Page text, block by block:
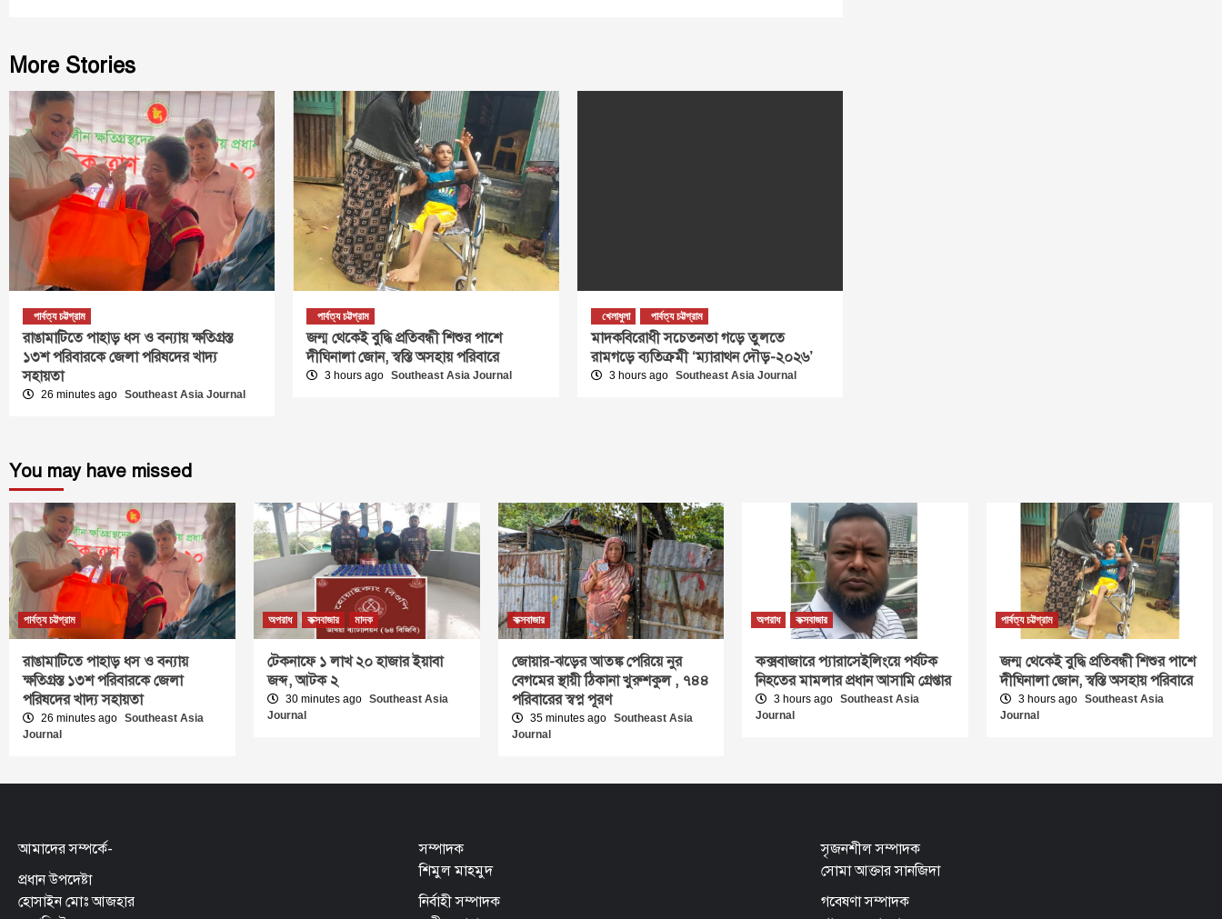
More Stories
পার্বত্য চট্টগ্রাম
রাঙামাটিতে পাহাড় ধস ও বন্যায় ক্ষতিগ্রস্ত
১৩শ পরিবারকে জেলা পরিষদের খাদ্য
সহায়তা
26 minutes ago Southeast Asia Journal
পার্বত্য চট্টগ্রাম
জন্ম থেকেই বুদ্ধি প্রতিবন্ধী শিশুর পাশে
দীঘিনালা জোন, স্বস্তি অসহায় পরিবারে
3 hours ago Southeast Asia Journal
খেলাধুলা পার্বত্য চট্টগ্রাম
মাদকবিরোধী সচেতনতা গড়ে তুলতে
রামগড়ে ব্যতিক্রমী ‘ম্যারাথন দৌড়-২০২৬’
3 hours ago Southeast Asia Journal
You may have missed
পার্বত্য চট্টগ্রাম
রাঙামাটিতে পাহাড় ধস ও বন্যায়
ক্ষতিগ্রস্ত ১৩শ পরিবারকে জেলা
পরিষদের খাদ্য সহায়তা
26 minutes ago Southeast Asia
Journal
অপরাধ কক্সবাজার মাদক
টেকনাফে ১ লাখ ২০ হাজার ইয়াবা
জব্দ, আটক ২
30 minutes ago Southeast Asia
Journal
কক্সবাজার
জোয়ার-ঝড়ের আতঙ্ক পেরিয়ে নুর
বেগমের স্থায়ী ঠিকানা খুরুশকুল , ৭৪৪
পরিবারের স্বপ্ন পূরণ
35 minutes ago Southeast Asia
Journal
অপরাধ কক্সবাজার
কক্সবাজারে প্যারাসেইলিংয়ে পর্যটক
নিহতের মামলার প্রধান আসামি গ্রেপ্তার
3 hours ago Southeast Asia
Journal
পার্বত্য চট্টগ্রাম
জন্ম থেকেই বুদ্ধি প্রতিবন্ধী শিশুর পাশে
দীঘিনালা জোন, স্বস্তি অসহায় পরিবারে
3 hours ago Southeast Asia
Journal
আমাদের সম্পর্কে-
প্রধান উপদেষ্টা
হোসাইন মোঃ আজহার
সম্পাদক
শিমুল মাহমুদ
নির্বাহী সম্পাদক
সৃজনশীল সম্পাদক
সোমা আক্তার সানজিদা
গবেষণা সম্পাদক